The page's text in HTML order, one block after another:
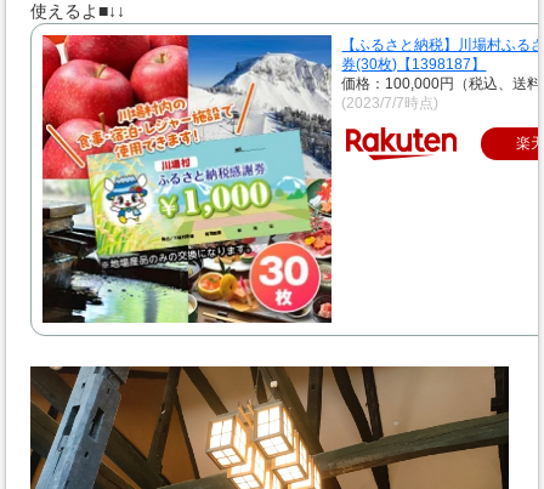
使えるよ■↓↓
【ふるさと納税】川場村ふる
券(30枚)【1398187】
価格：100,000円（税込、送
(2023/7/7時点)
楽